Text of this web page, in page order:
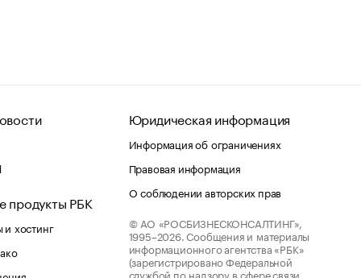
продукты РБК
хостинг
Юридическая информация
Информация об ограничениях
Правовая информация
О соблюдении авторских прав
© АО «РОСБИЗНЕСКОНСАЛТИНГ»,
1995–2026. Сообщения и материалы
информационного агентства «РБК»
(зарегистрировано Федеральной
службой по надзору в сфере связи,